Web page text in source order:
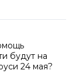
будут на
24 мая?